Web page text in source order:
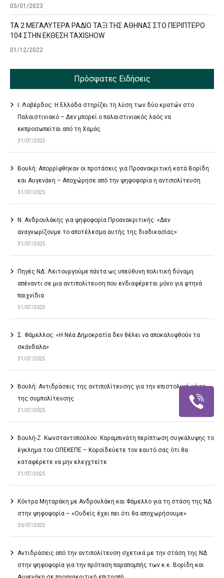
05/01/2023
ΤΑ 2 ΜΕΓΑΛΥΤΕΡΑ ΡΑΔΙΟ ΤΑΞΙ ΤΗΣ ΑΘΗΝΑΣ ΣΤΟ ΠΕΡΙΠΤΕΡΟ
104 ΣΤΗΝ ΕΚΘΕΣΗ TAXISHOW
01/12/2022
Πρόσφατες Ειδήσεις
Ι. Λοβέρδος: Η Ελλάδα στηρίζει τη λύση των δύο κρατών στο
Παλαιστινιακό – Δεν μπορεί ο παλαιστινιακός λαός να
εκπροσωπείται από τη Χαμάς
31/07/2025
Βουλή: Απορρίφθηκαν οι προτάσεις για Προανακριτική κατά Βορίδη
και Αυγενάκη – Αποχώρησε από την ψηφοφορία η αντιπολίτευση
31/07/2025
Ν. Ανδρουλάκης για ψηφοφορία Προανακριτικής: «Δεν
αναγνωρίζουμε το αποτέλεσμα αυτής της διαδικασίας»
31/07/2025
Πηγές ΝΔ: Λειτουργούμε πάντα ως υπεύθυνη πολιτική δύναμη
απέναντι σε μια αντιπολίτευση που ενδιαφέρεται μόνο για φτηνά
παιχνίδια
31/07/2025
Σ. Φάμελλος: «Η Νέα Δημοκρατία δεν θέλει να αποκαλυφθούν τα
σκάνδαλα»
31/07/2025
Βουλή: Αντιδράσεις της αντιπολίτευσης για την επιστολική ψήφο
της συμπολίτευσης
31/07/2025
Βουλή-Ζ. Κωνσταντοπούλου: Καραμπινάτη περίπτωση συγκάλυψης το
έγκλημα του ΟΠΕΚΕΠΕ – Κοροϊδεύετε τον εαυτό σας ότι θα
καταφέρετε να μην ελεγχτείτε
31/07/2025
Κόντρα Μηταράκη με Ανδρουλάκη και Φάμελλο για τη στάση της ΝΔ
στην ψηφοφορία – «Ουδείς έχει πει ότι θα αποχωρήσουμε»
30/07/2025
Αντιδράσεις από την αντιπολίτευση σχετικά με την στάση της ΝΔ
στην ψηφοφορία για την πρόταση παραπομπής των κ.κ. Βορίδη και